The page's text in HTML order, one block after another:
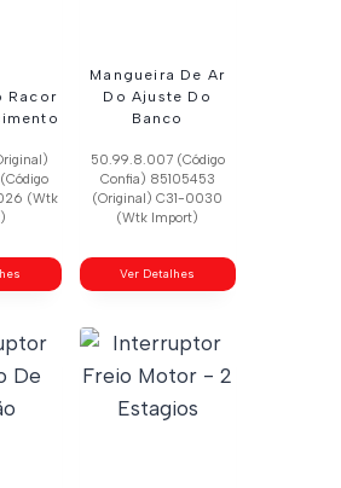
Racor
(Wtk
Mangueira De Ar
Do Ajuste Do
Banco
50.99.8.007 (Código
Confia) 85105453
(Original) C31-0030
(Wtk Import)
Ver Detalhes